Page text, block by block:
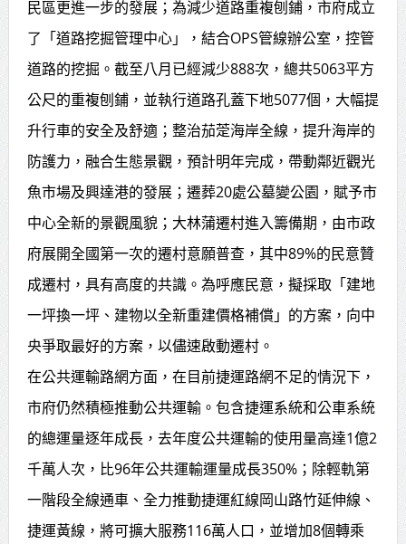
民區更進一步的發展；為減少道路重複刨鋪，市府成立
了「道路挖掘管理中心」，結合OPS管線辦公室，控管
道路的挖掘。截至八月已經減少888次，總共5063平方
公尺的重複刨鋪，並執行道路孔蓋下地5077個，大幅提
升行車的安全及舒適；整治茄萣海岸全線，提升海岸的
防護力，融合生態景觀，預計明年完成，帶動鄰近觀光
魚市場及興達港的發展；遷葬20處公墓變公園，賦予市
中心全新的景觀風貌；大林蒲遷村進入籌備期，由市政
府展開全國第一次的遷村意願普查，其中89%的民意贊
成遷村，具有高度的共識。為呼應民意，擬採取「建地
一坪換一坪、建物以全新重建價格補償」的方案，向中
央爭取最好的方案，以儘速啟動遷村。
在公共運輸路網方面，在目前捷運路網不足的情況下，
市府仍然積極推動公共運輸。包含捷運系統和公車系統
的總運量逐年成長，去年度公共運輸的使用量高達1億2
千萬人次，比96年公共運輸運量成長350%；除輕軌第
一階段全線通車、全力推動捷運紅線岡山路竹延伸線、
捷運黃線，將可擴大服務116萬人口，並增加8個轉乘